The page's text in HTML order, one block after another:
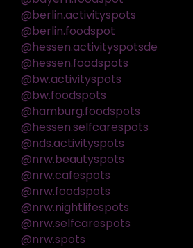
@berlin.activityspots
@berlin.foodspot
@hessen.activityspotsde
@hessen.foodspots
@bw.activityspots
@bw.foodspots
@hamburg.foodspots
@hessen.selfcarespots
@nds.activityspots
@nrw.beautyspots
@nrw.cafespots
@nrw.foodspots
@nrw.nightlifespots
@nrw.selfcarespots
@nrw.spots